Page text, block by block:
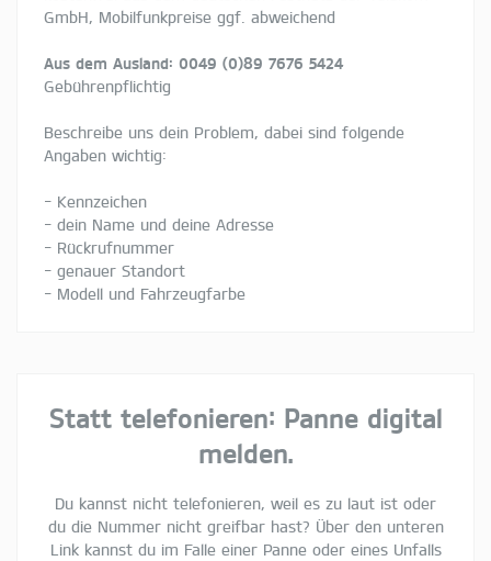
GmbH, Mobilfunkpreise ggf. abweichend
Aus dem Ausland: 0049 (0)89 7676 5424
Gebührenpflichtig
Beschreibe uns dein Problem, dabei sind folgende
Angaben wichtig:
- Kennzeichen
- dein Name und deine Adresse
- Rückrufnummer
- genauer Standort
- Modell und Fahrzeugfarbe
Statt telefonieren: Panne digital
melden.
Du kannst nicht telefonieren, weil es zu laut ist oder
du die Nummer nicht greifbar hast? Über den unteren
Link kannst du im Falle einer Panne oder eines Unfalls